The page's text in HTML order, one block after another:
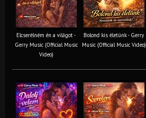
Elcserélném én a világot -
Gerry Music (Official Music
Video)
Bolond kis életünk - Gerry
Music (Official Music Video)